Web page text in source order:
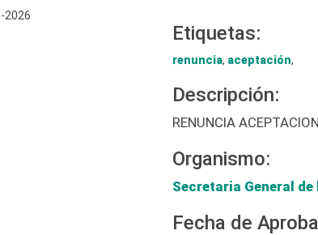
Etiquetas:
renuncia, aceptación,
Descripción:
RENUNCIA ACEPTACION
Organismo:
Secretaria General
Fecha de